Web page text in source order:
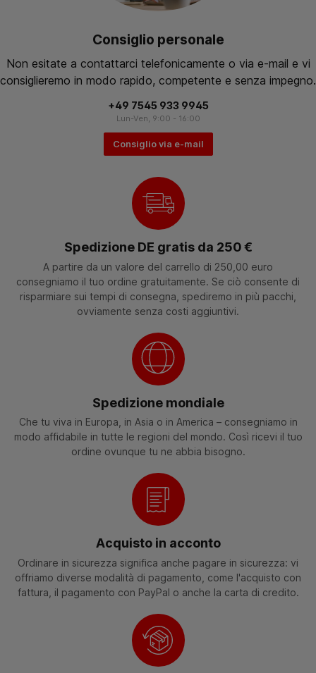
Consiglio personale
Non esitate a contattarci telefonicamente o via e-mail e vi
consiglieremo in modo rapido, competente e senza impegno.
+49 7545 933 9945
Lun-Ven, 9:00 - 16:00
Consiglio via e-mail
Spedizione DE gratis da 250 €
A partire da un valore del carrello di 250,00 euro
consegniamo il tuo ordine gratuitamente. Se ciò consente di
risparmiare sui tempi di consegna, spediremo in più pacchi,
ovviamente senza costi aggiuntivi.
Spedizione mondiale
Che tu viva in Europa, in Asia o in America – consegniamo in
modo affidabile in tutte le regioni del mondo. Così ricevi il tuo
ordine ovunque tu ne abbia bisogno.
Acquisto in acconto
Ordinare in sicurezza significa anche pagare in sicurezza: vi
offriamo diverse modalità di pagamento, come l'acquisto con
fattura, il pagamento con PayPal o anche la carta di credito.